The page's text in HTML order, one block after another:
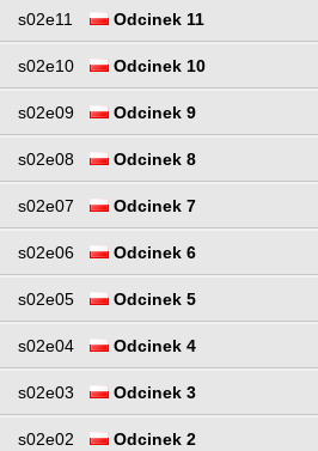
s02e11 Odcinek 11
s02e10 Odcinek 10
s02e09 Odcinek 9
s02e08 Odcinek 8
s02e07 Odcinek 7
s02e06 Odcinek 6
s02e05 Odcinek 5
s02e04 Odcinek 4
s02e03 Odcinek 3
s02e02 Odcinek 2